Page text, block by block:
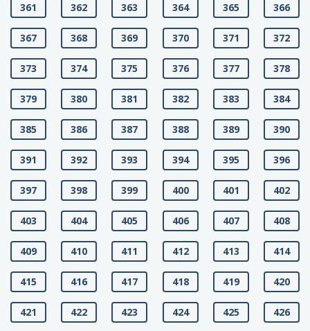
361 362 363 364 365 366
367 368 369 370 371 372
373 374 375 376 377 378
379 380 381 382 383 384
385 386 387 388 389 390
391 392 393 394 395 396
397 398 399 400 401 402
403 404 405 406 407 408
409 410 411 412 413 414
415 416 417 418 419 420
421 422 423 424 425 426